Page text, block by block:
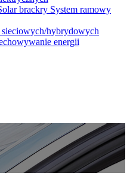
brackry System ramowy
hybrydowych
energii